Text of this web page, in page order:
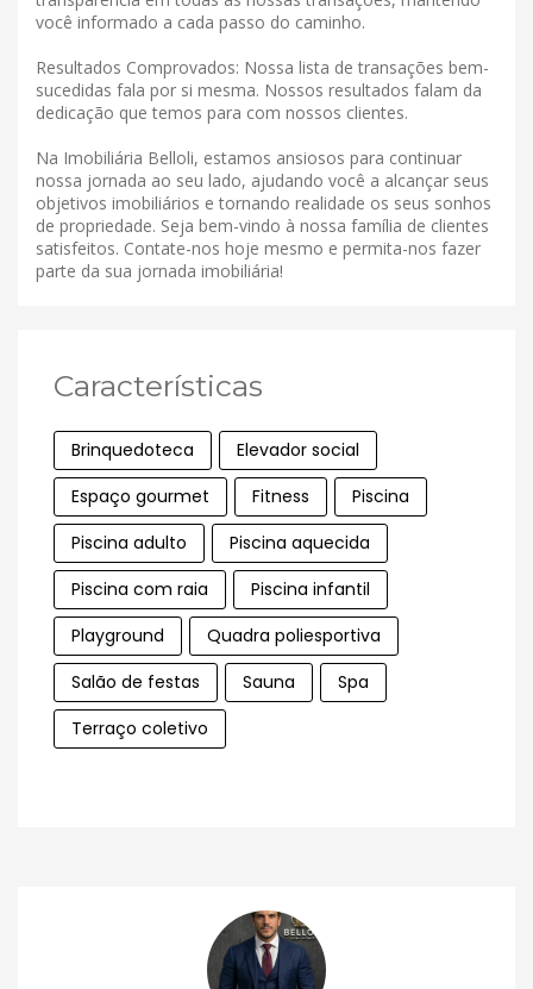
você informado a cada passo do caminho.
Resultados Comprovados: Nossa lista de transações bem-
sucedidas fala por si mesma. Nossos resultados falam da
dedicação que temos para com nossos clientes.
Na Imobiliária Belloli, estamos ansiosos para continuar
nossa jornada ao seu lado, ajudando você a alcançar seus
objetivos imobiliários e tornando realidade os seus sonhos
de propriedade. Seja bem-vindo à nossa família de clientes
satisfeitos. Contate-nos hoje mesmo e permita-nos fazer
parte da sua jornada imobiliária!
Características
Brinquedoteca
Elevador social
Espaço gourmet
Fitness
Piscina
Piscina adulto
Piscina aquecida
Piscina com raia
Piscina infantil
Playground
Quadra poliesportiva
Salão de festas
Sauna
Spa
Terraço coletivo